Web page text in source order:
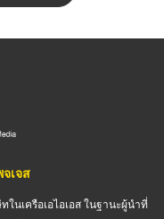
เจส
นเครือเอไอเอส ในฐานะผู้นำที่